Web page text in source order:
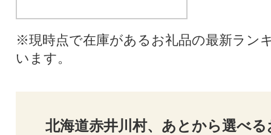
チケットは北海道赤井川村が
指定するお礼品と交換が可能
です。
※現時点で在庫があるお礼品の最新ラン
います。
北海道赤井川村、あとから選べ